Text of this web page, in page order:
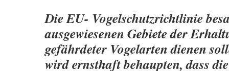
Die EU- Vogelschutzrichtlinie
ausgewiesenen Gebiete der
gefährdeter Vogelarten dienen
wird ernsthaft behaupten, dass